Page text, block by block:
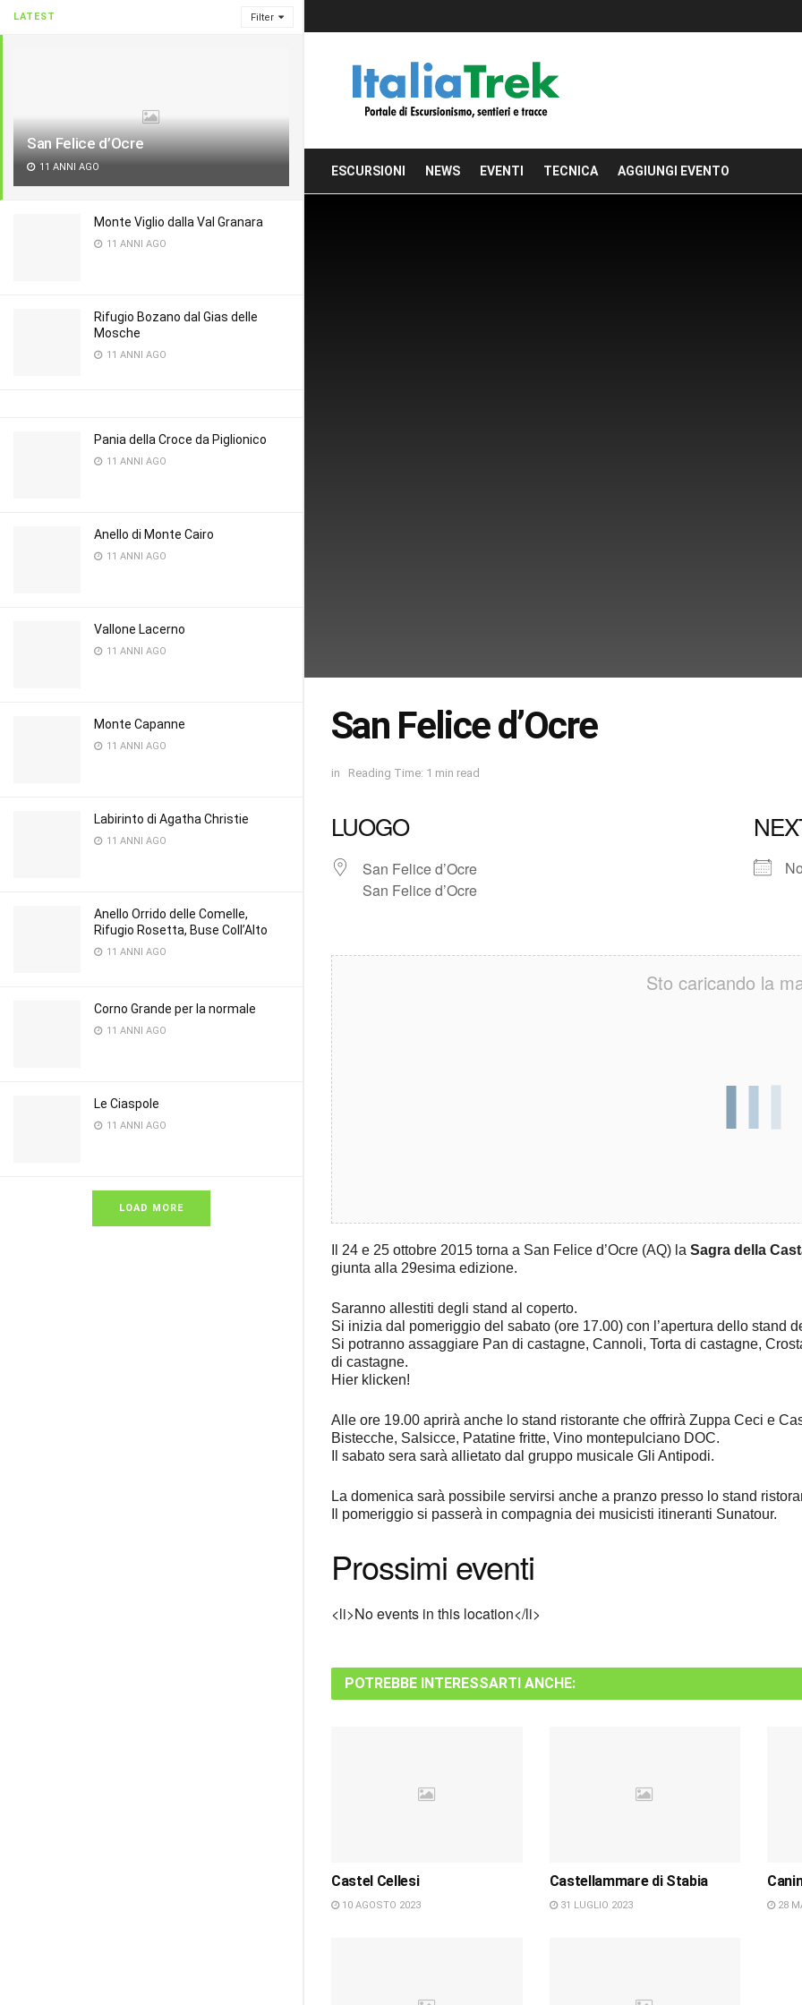
LATEST Filter
San Felice d’Ocre
11 ANNI AGO
Monte Viglio dalla Val Granara
11 ANNI AGO
Rifugio Bozano dal Gias delle
Mosche
11 ANNI AGO
Pania della Croce da Piglionico
11 ANNI AGO
Anello di Monte Cairo
11 ANNI AGO
Vallone Lacerno
11 ANNI AGO
Monte Capanne
11 ANNI AGO
Labirinto di Agatha Christie
11 ANNI AGO
Anello Orrido delle Comelle,
Rifugio Rosetta, Buse Coll’Alto
11 ANNI AGO
Corno Grande per la normale
11 ANNI AGO
Le Ciaspole
11 ANNI AGO
LOAD MORE
ESCURSIONI NEWS EVENTI TECNICA AGGIUNGI EVENTO
San Felice d’Ocre
in Reading Time: 1 min read
LUOGO
San Felice d’Ocre
San Felice d’Ocre
Sto caricando la
Il 24 e 25 ottobre 2015 torna a San Felice d’Ocre (AQ) la Sagra della
giunta alla 29esima edizione.
Saranno allestiti degli stand al coperto.
Si inizia dal pomeriggio del sabato (ore 17.00) con l’apertura dello stand
Si potranno assaggiare Pan di castagne, Cannoli, Torta di castagne,
di castagne.
Hier klicken!
Alle ore 19.00 aprirà anche lo stand ristorante che offrirà Zuppa Ceci e
Bistecche, Salsicce, Patatine fritte, Vino montepulciano DOC.
Il sabato sera sarà allietato dal gruppo musicale Gli Antipodi.
La domenica sarà possibile servirsi anche a pranzo presso lo stand
Il pomeriggio si passerà in compagnia dei musicisti itineranti Sunatour.
Prossimi eventi
<li>No events in this location</li>
POTREBBE INTERESSARTI ANCHE:
Castel Cellesi
10 AGOSTO 2023
Castellammare di Stabia
31 LUGLIO 2023 28